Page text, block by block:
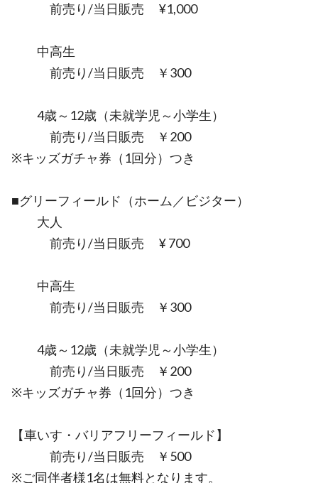
前売り/当日販売 ¥1,000
中高生
前売り/当日販売 ￥300
4歳～12歳（未就学児～小学生）
前売り/当日販売 ￥200
※キッズガチャ券（1回分）つき
■グリーフィールド（ホーム／ビジター）
大人
前売り/当日販売 ¥ 700
中高生
前売り/当日販売 ￥300
4歳～12歳（未就学児～小学生）
前売り/当日販売 ￥200
※キッズガチャ券（1回分）つき
【車いす・バリアフリーフィールド】
前売り/当日販売 ￥500
※ご同伴者様1名は無料となります。